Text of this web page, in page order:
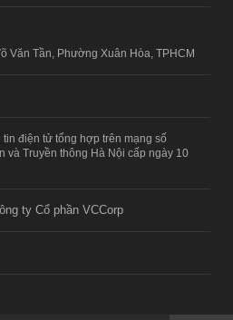
Văn Tần, Phường Xuân Hòa, TPHCM
điện tử tổng hợp trên mạng số
và Truyền thông Hà Nội cấp ngày 10
ty Cổ phần VCCorp